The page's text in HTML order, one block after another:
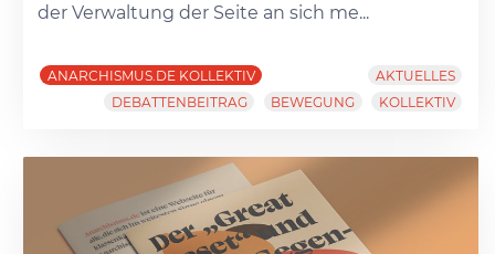
der Verwaltung der Seite an sich me...
ANARCHISMUS.DE KOLLEKTIV
AKTUELLES
DEBATTENBEITRAG
BEWEGUNG KOLLEKTIV